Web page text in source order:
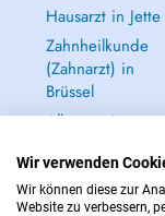
Hausarzt in Jette
Zahnheilkunde
(Zahnarzt) in
Brüssel
Alle anzeigen →
Wir verwenden
Wir können diese zur
Website zu verbessern,